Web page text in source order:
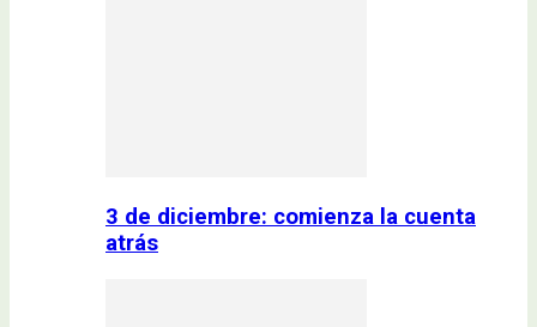
3 de diciembre: comienza la cuenta
atrás